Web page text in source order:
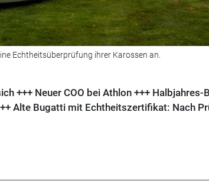
Echtheitsüberprüfung ihrer Karossen an.
+++ Neuer COO bei Athlon +++ Halbjahres-
Alte Bugatti mit Echtheitszertifikat: Nach